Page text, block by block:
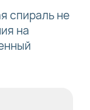
спираль не
на